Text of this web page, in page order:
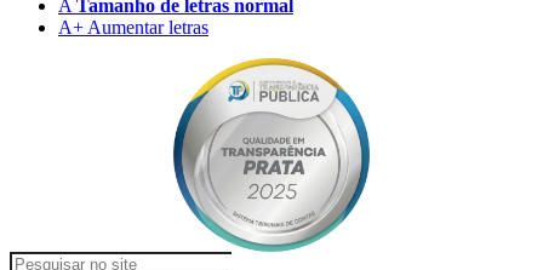
A Tamanho de letras normal
A+ Aumentar letras